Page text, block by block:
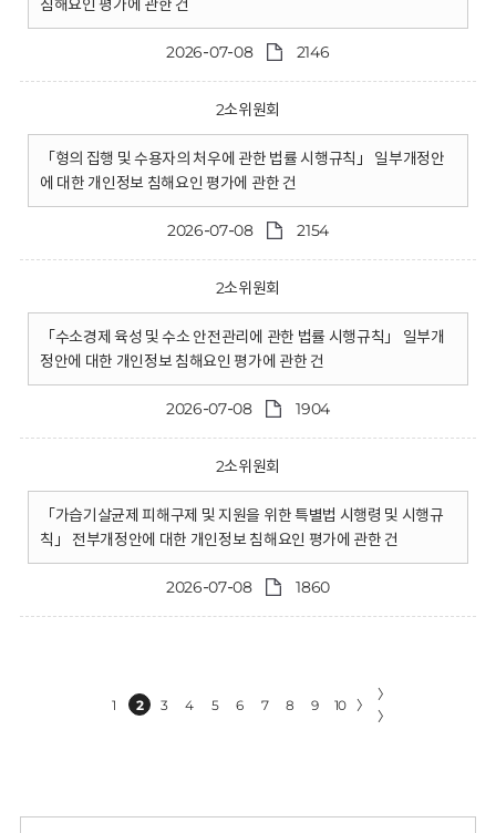
침해요인 평가에 관한 건
2026-07-08 2146
2소위원회
「형의 집행 및 수용자의 처우에 관한 법률 시행규칙」 일부개정안
에 대한 개인정보 침해요인 평가에 관한 건
2026-07-08 2154
2소위원회
「수소경제 육성 및 수소 안전관리에 관한 법률 시행규칙」 일부개
정안에 대한 개인정보 침해요인 평가에 관한 건
2026-07-08 1904
2소위원회
「가습기살균제 피해구제 및 지원을 위한 특별법 시행령 및 시행규
칙」 전부개정안에 대한 개인정보 침해요인 평가에 관한 건
2026-07-08 1860
1 2 3 4 5 6 7 8 9 10 〉
〉
〉